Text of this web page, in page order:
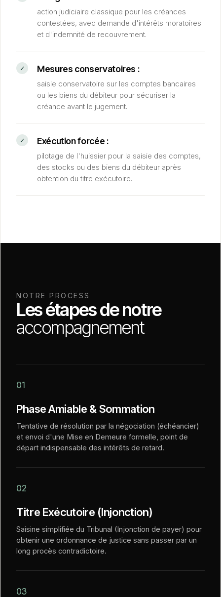
action judiciaire classique pour les créances
contestées, avec demande d'intérêts moratoires
et d'indemnité de recouvrement.
Mesures conservatoires :
saisie conservatoire sur les comptes bancaires
ou les biens du débiteur pour sécuriser la
créance avant le jugement.
Exécution forcée :
pilotage de l'huissier pour la saisie des comptes,
des stocks ou des biens du débiteur après
obtention du titre exécutoire.
NOTRE PROCESS
Les étapes de notre
accompagnement
01
Phase Amiable & Sommation
Tentative de résolution par la négociation (échéancier)
et envoi d'une Mise en Demeure formelle, point de
départ indispensable des intérêts de retard.
02
Titre Exécutoire (Injonction)
Saisine simplifiée du Tribunal (Injonction de payer) pour
obtenir une ordonnance de justice sans passer par un
long procès contradictoire.
03